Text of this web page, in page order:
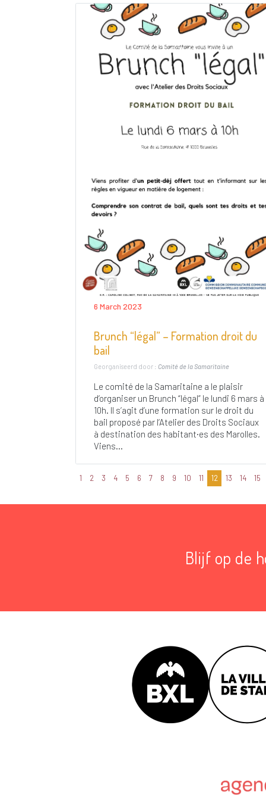
6 March 2023
Brunch “légal” – Formation droit du
bail
Georganiseerd door : Comité de la Samaritaine
Le comité de la Samaritaine a le plaisir
d’organiser un Brunch “légal” le lundi 6 mars à
10h. Il s’agit d’une formation sur le droit du
bail proposé par l’Atelier des Droits Sociaux
à destination des habitant·es des Marolles.
Viens...
1 2 3 4 5 6 7 8 9 10 11 12 13 14 15
Blijf op de